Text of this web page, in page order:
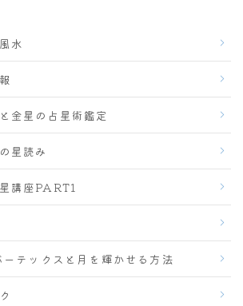
水
金星の占星術鑑定
星読み
講座PART1
テックスと月を輝かせる方法